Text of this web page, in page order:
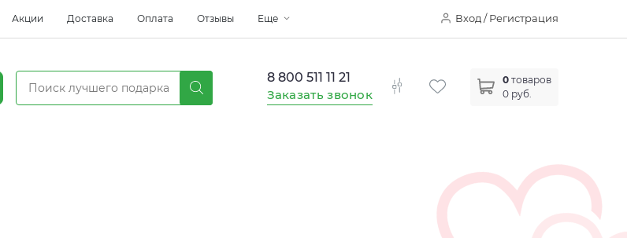
Вход / Регистрация
Акции Доставка Оплата Отзывы Еще
0 товаров
0 руб.
8 800 511 11 21
Заказать звонок